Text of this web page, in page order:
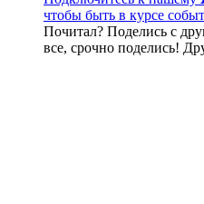
чтобы быть в курсе
Почитал? Поделись с
все, срочно поделись!